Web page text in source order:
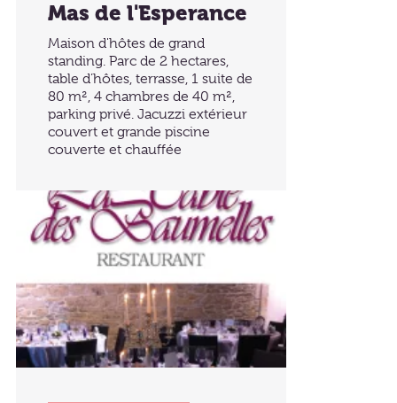
Mas de l'Esperance
Maison d'hôtes de grand
standing. Parc de 2 hectares,
table d’hôtes, terrasse, 1 suite de
80 m², 4 chambres de 40 m²,
parking privé. Jacuzzi extérieur
couvert et grande piscine
couverte et chauffée